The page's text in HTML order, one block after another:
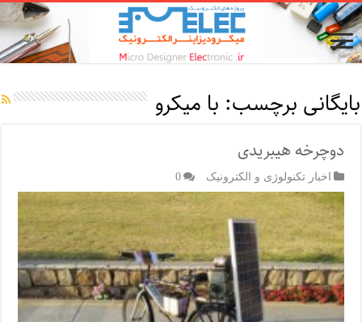
بایگانی برچسب: با میکرو
دوچرخه هیبریدی
اخبار تکنولوژی و الکترونیک 0